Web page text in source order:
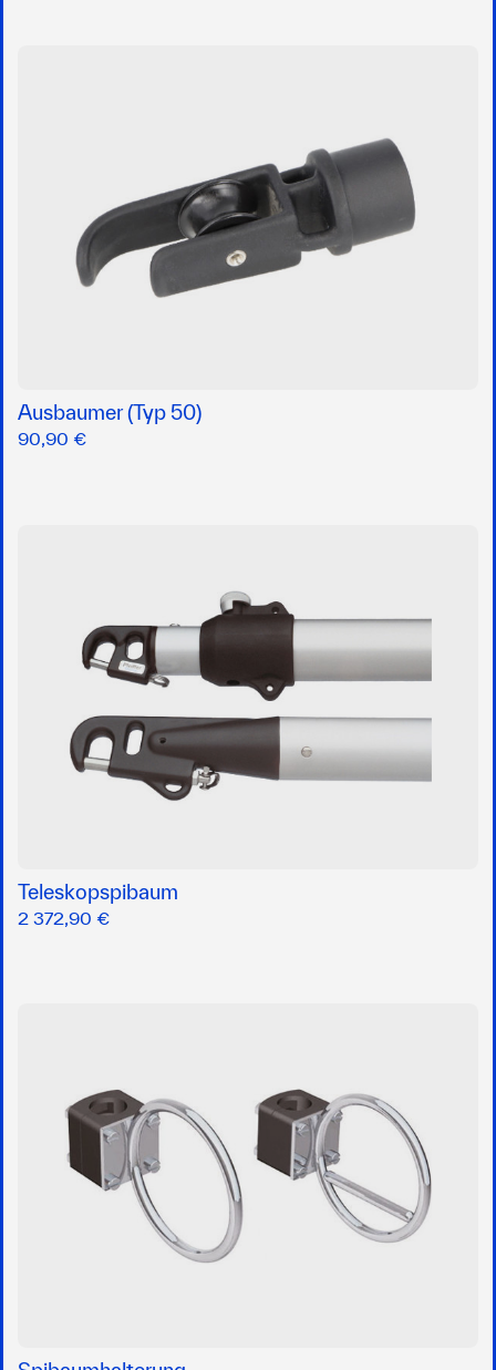
Ausbaumer (Typ 50)
90,90 €
Teleskopspibaum
2 372,90 €